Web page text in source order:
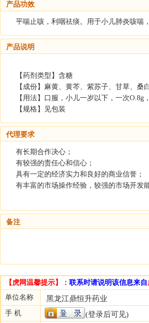
产品功效
平喘止咳，利咽祛痰。用于小儿肺炎咳喘
产品说明
【药剂类型】含糖
【成份】麻黄、黄芩、紫苏子、甘草、桑
【用法】口服，小儿一岁以下，一次
【规格】见包装
代理要求
有长期合作决心；
有较强的责任心和信心；
具有一定的经济实力和良好的商业信誉；
有丰富的市场操作经验，较强的市场开发
备注
【虎网温馨提示】： 联系时请说明该信息来自
单位名称
黑龙江鼎恒升药业
手 机 (登录后可见)